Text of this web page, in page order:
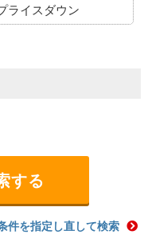
ライスダウン
件を指定し直して検索